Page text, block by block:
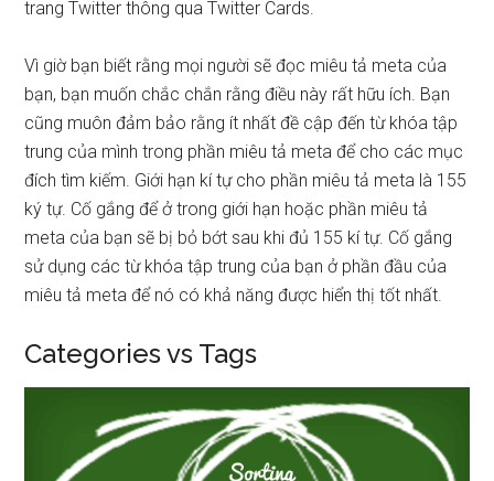
trang Twitter thông qua Twitter Cards.
Vì giờ bạn biết rằng mọi người sẽ đọc miêu tả meta của
bạn, bạn muốn chắc chắn rằng điều này rất hữu ích. Bạn
cũng muôn đảm bảo rằng ít nhất đề cập đến từ khóa tập
trung của mình trong phần miêu tả meta để cho các mục
đích tìm kiếm. Giới hạn kí tự cho phần miêu tả meta là 155
ký tự. Cố gắng để ở trong giới hạn hoặc phần miêu tả
meta của bạn sẽ bị bỏ bớt sau khi đủ 155 kí tự. Cố gắng
sử dụng các từ khóa tập trung của bạn ở phần đầu của
miêu tả meta để nó có khả năng được hiển thị tốt nhất.
Categories vs Tags